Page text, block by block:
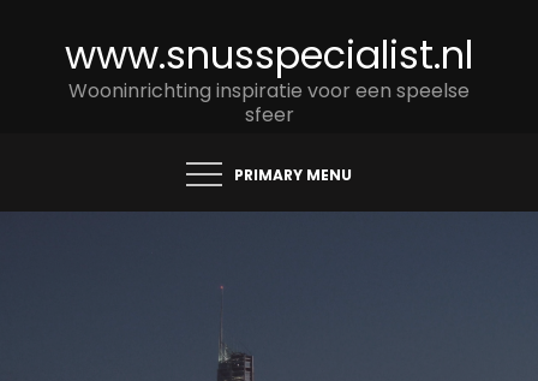
www.snusspecialist.nl
Wooninrichting inspiratie voor een speelse
sfeer
PRIMARY MENU